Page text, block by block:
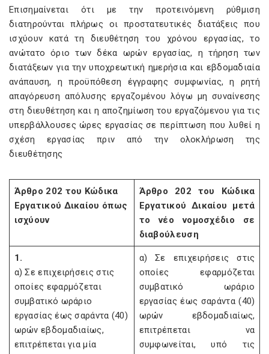
Επισημαίνεται ότι με την προτεινόμενη ρύθμιση
διατηρούνται πλήρως οι προστατευτικές διατάξεις που
ισχύουν κατά τη διευθέτηση του χρόνου εργασίας, το
ανώτατο όριο των δέκα ωρών εργασίας, η τήρηση των
διατάξεων για την υποχρεωτική ημερήσια και εβδομαδιαία
ανάπαυση, η προϋπόθεση έγγραφης συμφωνίας, η ρητή
απαγόρευση απόλυσης εργαζομένου λόγω μη συναίνεσης
στη διευθέτηση και η αποζημίωση του εργαζόμενου για τις
υπερβάλλουσες ώρες εργασίας σε περίπτωση που λυθεί η
σχέση εργασίας πριν από την ολοκλήρωση της
διευθέτησης
Άρθρο 202 του Κώδικα
Εργατικού Δικαίου όπως
ισχύουν
Άρθρο 202 του Κώδικα
Εργατικού Δικαίου μετά
το νέο νομοσχέδιο σε
διαβούλευση
1.
α) Σε επιχειρήσεις στις
οποίες εφαρμόζεται
συμβατικό ωράριο
εργασίας έως σαράντα (40)
ωρών εβδομαδιαίως,
επιτρέπεται για μία
α) Σε επιχειρήσεις στις
οποίες εφαρμόζεται
συμβατικό ωράριο
εργασίας έως σαράντα (40)
ωρών εβδομαδιαίως,
επιτρέπεται να
συμφωνείται, υπό τις